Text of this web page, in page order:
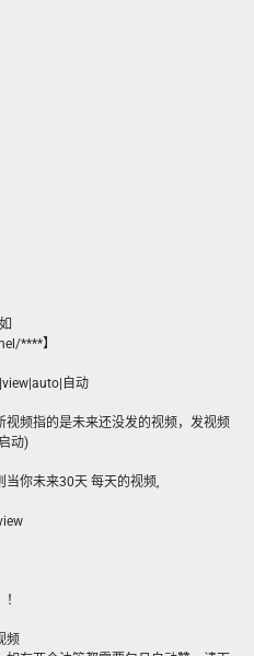
****】
自动
频指的是未来还没发的视频，发视频
动)
当你未来30天 每天的视频,
频